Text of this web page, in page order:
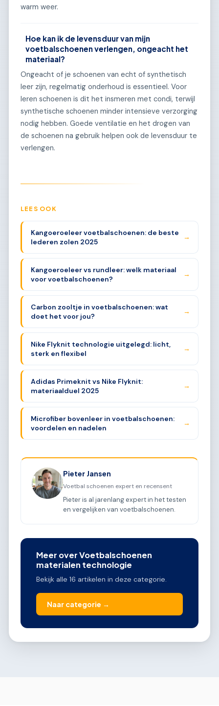
warm weer.
Hoe kan ik de levensduur van mijn
voetbalschoenen verlengen, ongeacht het
materiaal?
Ongeacht of je schoenen van echt of synthetisch
leer zijn, regelmatig onderhoud is essentieel. Voor
leren schoenen is dit het insmeren met condi, terwijl
synthetische schoenen minder intensieve verzorging
nodig hebben. Goede ventilatie en het drogen van
de schoenen na gebruik helpen ook de levensduur te
verlengen.
LEES OOK
Kangoeroeleer voetbalschoenen: de beste
lederen zolen 2025
→
Kangoeroeleer vs rundleer: welk materiaal
voor voetbalschoenen?
→
Carbon zooltje in voetbalschoenen: wat
doet het voor jou?
→
Nike Flyknit technologie uitgelegd: licht,
sterk en flexibel
→
Adidas Primeknit vs Nike Flyknit:
materiaalduel 2025
→
Microfiber bovenleer in voetbalschoenen:
voordelen en nadelen
→
Pieter Jansen
Voetbal schoenen expert en recensent
Pieter is al jarenlang expert in het testen
en vergelijken van voetbalschoenen.
Meer over Voetbalschoenen
materialen technologie
Bekijk alle 16 artikelen in deze categorie.
Naar categorie →